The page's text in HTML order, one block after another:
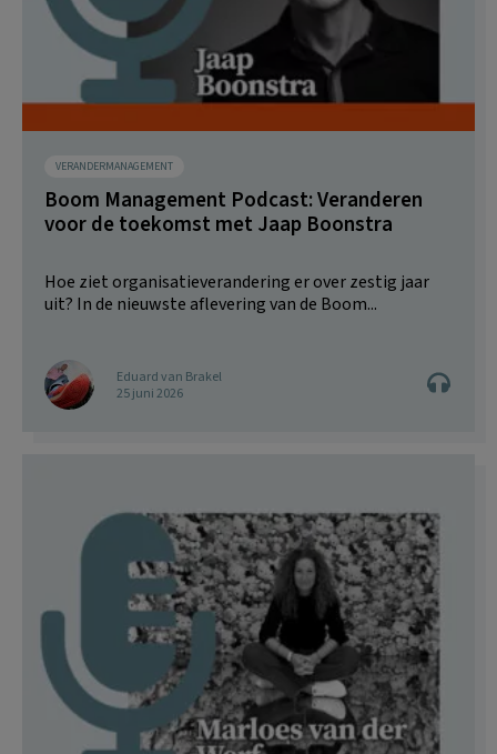
VERANDERMANAGEMENT
Boom Management Podcast: Veranderen
voor de toekomst met Jaap Boonstra
Hoe ziet organisatieverandering er over zestig jaar
uit? In de nieuwste aflevering van de Boom...
Eduard van Brakel
25 juni 2026